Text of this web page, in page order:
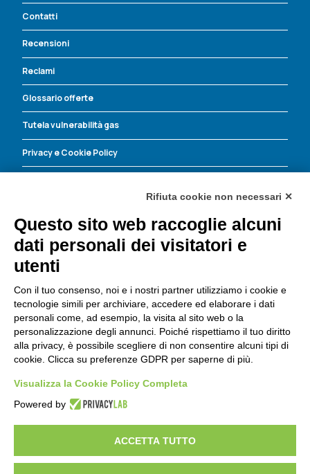
Contatti
Recensioni
Reclami
Glossario offerte
Tutela vulnerabilità gas
Privacy e Cookie Policy
Energia Corrente S.r.l.
Dove trovarci
Via Leopoldo Lucchi, 135
Tel:0547 419980
Fax: 0547.419993
Email:info@ecocre.it
Importo capitale sociale: 200.000,00 i.v.
CF e P. IVA 03672520404
N° Registro Imprese: 03672520404
Energia Corrente s.r.l. è soggetta alla direzione e al coordinamento del
Consorzio per le Risorse Energetiche S.c.p.A.
Rifiuta cookie non necessari ✕
Questo sito web raccoglie alcuni
dati personali dei visitatori e
utenti
Con il tuo consenso, noi e i nostri partner utilizziamo i cookie e
tecnologie simili per archiviare, accedere ed elaborare i dati
personali come, ad esempio, la visita al sito web o la
personalizzazione degli annunci. Poiché rispettiamo il tuo diritto
alla privacy, è possibile scegliere di non consentire alcuni tipi di
cookie. Clicca su preferenze GDPR per saperne di più.
Visualizza la Cookie Policy Completa
Powered by
ACCETTA TUTTO